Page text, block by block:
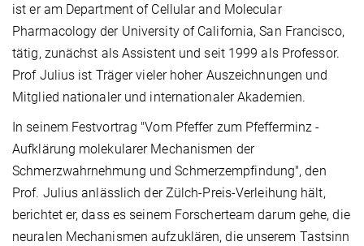
ist er am Department of Cellular and Molecular
Pharmacology der University of California, San Francisco,
tätig, zunächst als Assistent und seit 1999 als Professor.
Prof Julius ist Träger vieler hoher Auszeichnungen und
Mitglied nationaler und internationaler Akademien.
In seinem Festvortrag "Vom Pfeffer zum Pfefferminz -
Aufklärung molekularer Mechanismen der
Schmerzwahrnehmung und Schmerzempfindung", den
Prof. Julius anlässlich der Zülch-Preis-Verleihung hält,
berichtet er, dass es seinem Forscherteam darum gehe, die
neuralen Mechanismen aufzuklären, die unserem Tastsinn